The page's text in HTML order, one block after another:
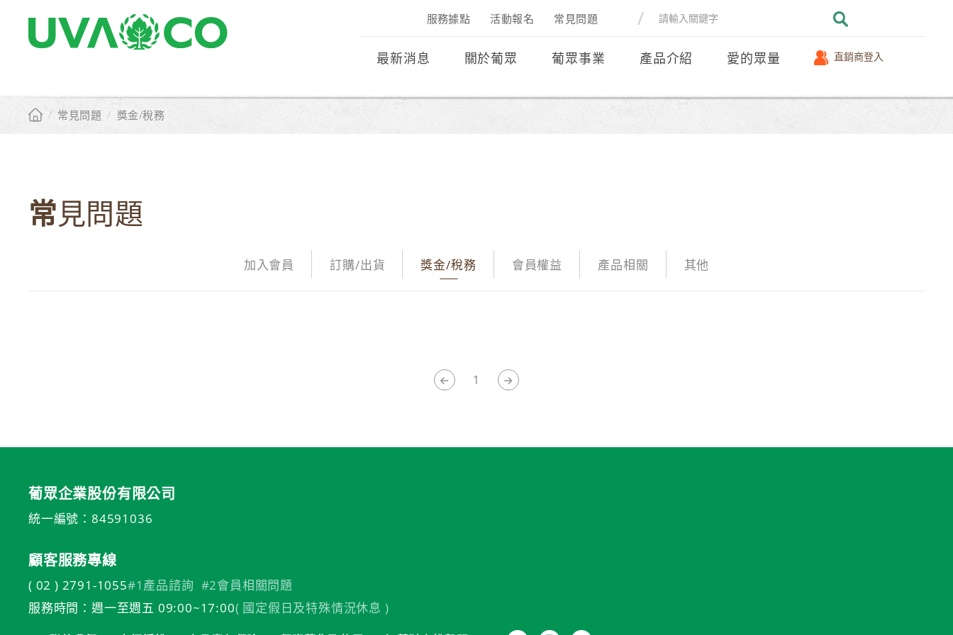
服務據點 活動報名 常見問題
最新消息 關於葡眾 葡眾事業 產品介紹 愛的眾量 直銷商登入
/ 常見問題 / 獎金/稅務
常見問題
加入會員 訂購/出貨 獎金/稅務 會員權益 產品相關 其他
1
葡眾企業股份有限公司
統一編號：84591036
顧客服務專線
( 02 ) 2791-1055#1產品諮詢 #2會員相關問題
服務時間：週一至週五 09:00~17:00( 國定假日及特殊情況休息 )